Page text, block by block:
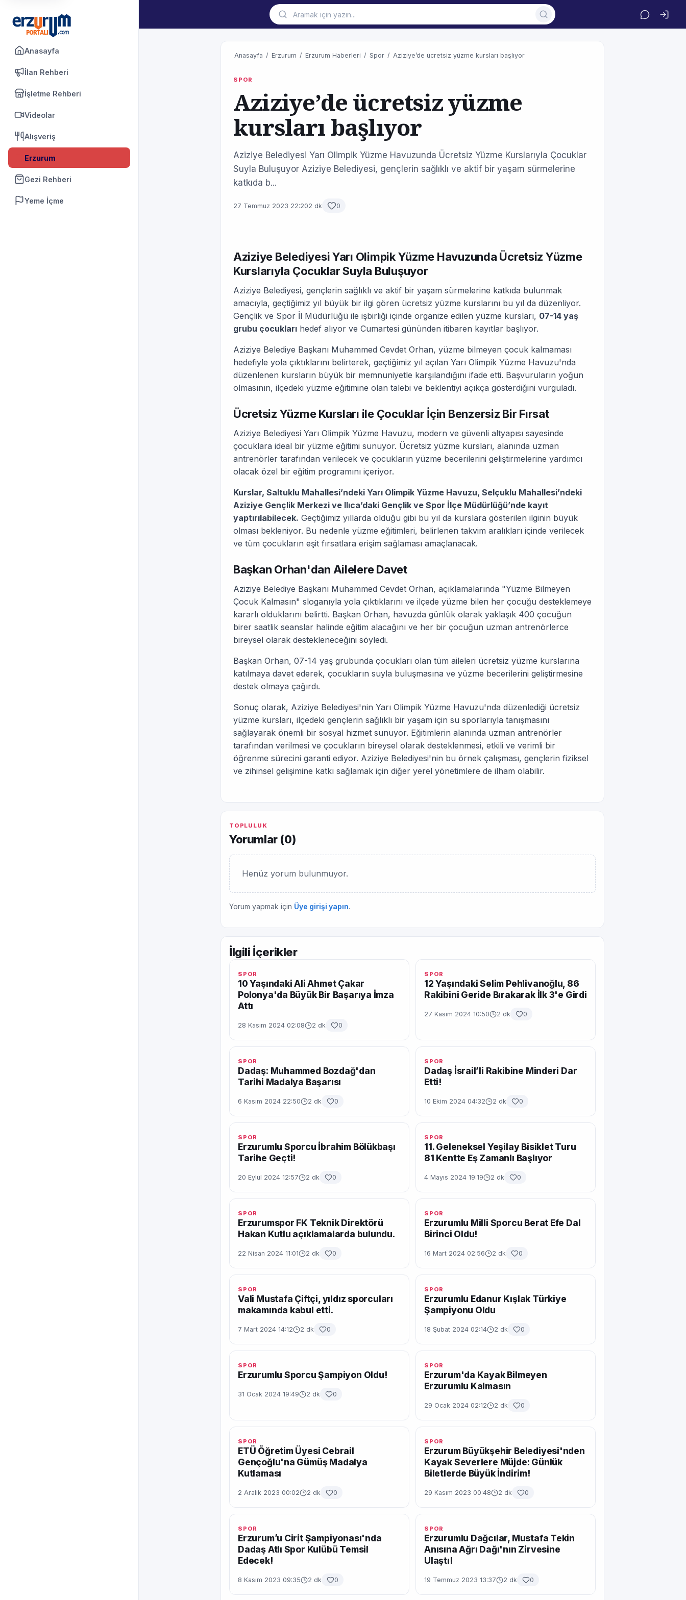
Anasayfa
İlan Rehberi
İşletme Rehberi
Videolar
Alışveriş
Erzurum
Gezi Rehberi
Yeme İçme
Anasayfa / Erzurum / Erzurum Haberleri / Spor / Aziziye’de ücretsiz yüzme kursları başlıyor
SPOR
Aziziye’de ücretsiz yüzme
kursları başlıyor
Aziziye Belediyesi Yarı Olimpik Yüzme Havuzunda Ücretsiz Yüzme Kurslarıyla Çocuklar
Suyla Buluşuyor Aziziye Belediyesi, gençlerin sağlıklı ve aktif bir yaşam sürmelerine
katkıda b...
27 Temmuz 2023 22:202 dk 0
Aziziye Belediyesi Yarı Olimpik Yüzme Havuzunda Ücretsiz Yüzme
Kurslarıyla Çocuklar Suyla Buluşuyor
Aziziye Belediyesi, gençlerin sağlıklı ve aktif bir yaşam sürmelerine katkıda bulunmak
amacıyla, geçtiğimiz yıl büyük bir ilgi gören ücretsiz yüzme kurslarını bu yıl da düzenliyor.
Gençlik ve Spor İl Müdürlüğü ile işbirliği içinde organize edilen yüzme kursları, 07-14 yaş
grubu çocukları hedef alıyor ve Cumartesi gününden itibaren kayıtlar başlıyor.
Aziziye Belediye Başkanı Muhammed Cevdet Orhan, yüzme bilmeyen çocuk kalmaması
hedefiyle yola çıktıklarını belirterek, geçtiğimiz yıl açılan Yarı Olimpik Yüzme Havuzu'nda
düzenlenen kursların büyük bir memnuniyetle karşılandığını ifade etti. Başvuruların yoğun
olmasının, ilçedeki yüzme eğitimine olan talebi ve beklentiyi açıkça gösterdiğini vurguladı.
Ücretsiz Yüzme Kursları ile Çocuklar İçin Benzersiz Bir Fırsat
Aziziye Belediyesi Yarı Olimpik Yüzme Havuzu, modern ve güvenli altyapısı sayesinde
çocuklara ideal bir yüzme eğitimi sunuyor. Ücretsiz yüzme kursları, alanında uzman
antrenörler tarafından verilecek ve çocukların yüzme becerilerini geliştirmelerine yardımcı
olacak özel bir eğitim programını içeriyor.
Kurslar, Saltuklu Mahallesi’ndeki Yarı Olimpik Yüzme Havuzu, Selçuklu Mahallesi’ndeki
Aziziye Gençlik Merkezi ve Ilıca’daki Gençlik ve Spor İlçe Müdürlüğü’nde kayıt
yaptırılabilecek. Geçtiğimiz yıllarda olduğu gibi bu yıl da kurslara gösterilen ilginin büyük
olması bekleniyor. Bu nedenle yüzme eğitimleri, belirlenen takvim aralıkları içinde verilecek
ve tüm çocukların eşit fırsatlara erişim sağlaması amaçlanacak.
Başkan Orhan'dan Ailelere Davet
Aziziye Belediye Başkanı Muhammed Cevdet Orhan, açıklamalarında "Yüzme Bilmeyen
Çocuk Kalmasın" sloganıyla yola çıktıklarını ve ilçede yüzme bilen her çocuğu desteklemeye
kararlı olduklarını belirtti. Başkan Orhan, havuzda günlük olarak yaklaşık 400 çocuğun
birer saatlik seanslar halinde eğitim alacağını ve her bir çocuğun uzman antrenörlerce
bireysel olarak destekleneceğini söyledi.
Başkan Orhan, 07-14 yaş grubunda çocukları olan tüm aileleri ücretsiz yüzme kurslarına
katılmaya davet ederek, çocukların suyla buluşmasına ve yüzme becerilerini geliştirmesine
destek olmaya çağırdı.
Sonuç olarak, Aziziye Belediyesi'nin Yarı Olimpik Yüzme Havuzu'nda düzenlediği ücretsiz
yüzme kursları, ilçedeki gençlerin sağlıklı bir yaşam için su sporlarıyla tanışmasını
sağlayarak önemli bir sosyal hizmet sunuyor. Eğitimlerin alanında uzman antrenörler
tarafından verilmesi ve çocukların bireysel olarak desteklenmesi, etkili ve verimli bir
öğrenme sürecini garanti ediyor. Aziziye Belediyesi'nin bu örnek çalışması, gençlerin fiziksel
ve zihinsel gelişimine katkı sağlamak için diğer yerel yönetimlere de ilham olabilir.
TOPLULUK
Yorumlar (0)
Henüz yorum bulunmuyor.
Yorum yapmak için Üye girişi yapın.
İlgili İçerikler
SPOR
10 Yaşındaki Ali Ahmet Çakar
Polonya'da Büyük Bir Başarıya İmza
Attı
28 Kasım 2024 02:08 2 dk 0
SPOR
12 Yaşındaki Selim Pehlivanoğlu, 86
Rakibini Geride Bırakarak İlk 3'e Girdi
27 Kasım 2024 10:50 2 dk 0
SPOR
Dadaş: Muhammed Bozdağ'dan
Tarihi Madalya Başarısı
6 Kasım 2024 22:50 2 dk 0
SPOR
Dadaş İsrail’li Rakibine Minderi Dar
Etti!
10 Ekim 2024 04:32 2 dk 0
SPOR
Erzurumlu Sporcu İbrahim Bölükbaşı
Tarihe Geçti!
20 Eylül 2024 12:57 2 dk 0
SPOR
11. Geleneksel Yeşilay Bisiklet Turu
81 Kentte Eş Zamanlı Başlıyor
4 Mayıs 2024 19:19 2 dk 0
SPOR
Erzurumspor FK Teknik Direktörü
Hakan Kutlu açıklamalarda bulundu.
22 Nisan 2024 11:01 2 dk 0
SPOR
Erzurumlu Milli Sporcu Berat Efe Dal
Birinci Oldu!
16 Mart 2024 02:56 2 dk 0
SPOR
Vali Mustafa Çiftçi, yıldız sporcuları
makamında kabul etti.
7 Mart 2024 14:12 2 dk 0
SPOR
Erzurumlu Edanur Kışlak Türkiye
Şampiyonu Oldu
18 Şubat 2024 02:14 2 dk 0
SPOR
Erzurumlu Sporcu Şampiyon Oldu!
31 Ocak 2024 19:49 2 dk 0
SPOR
Erzurum'da Kayak Bilmeyen
Erzurumlu Kalmasın
29 Ocak 2024 02:12 2 dk 0
SPOR
ETÜ Öğretim Üyesi Cebrail
Gençoğlu'na Gümüş Madalya
Kutlaması
2 Aralık 2023 00:02 2 dk 0
SPOR
Erzurum Büyükşehir Belediyesi'nden
Kayak Severlere Müjde: Günlük
Biletlerde Büyük İndirim!
29 Kasım 2023 00:48 2 dk 0
SPOR
Erzurum’u Cirit Şampiyonası'nda
Dadaş Atlı Spor Kulübü Temsil
Edecek!
8 Kasım 2023 09:35 2 dk 0
SPOR
Erzurumlu Dağcılar, Mustafa Tekin
Anısına Ağrı Dağı'nın Zirvesine
Ulaştı!
19 Temmuz 2023 13:37 2 dk 0